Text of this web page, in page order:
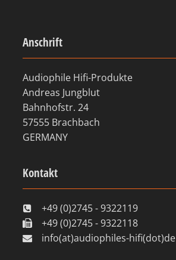
Anschrift
Audiophile Hifi-Produkte
Andreas Jungblut
Bahnhofstr. 24
57555 Brachbach
GERMANY
Kontakt
+49 (0)2745 - 9322119
+49 (0)2745 - 9322118
info(at)audiophiles-hifi(dot)de